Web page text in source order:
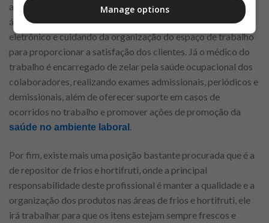
atendimento aos clientes, registrando as compras de forma
ágil e eficiente, manejando os equipamentos de pagamento
eletrônico e cuidando da organização do espaço de trabalho
para proporcionar a satisfação dos clientes. Já o médico do
trabalho é encarregado de zelar pela saúde ocupacional dos
colaboradores, realizando exames admissionais, periódicos e
demissionais, além de oferecer suporte em casos de
ocorridos no trabalho e promover ações de promoção da
saúde no ambiente laboral .
Por fim, existe mais uma posição bastante procurada que é a
de repositor de frios e hortifruti, onde a principal
responsabilidade deste profissional é manter a qualidade e a
organização dos produtos nas áreas de frios e hortifruti, ele
irá trabalhar para que os itens estejam sempre frescos e
Manage options